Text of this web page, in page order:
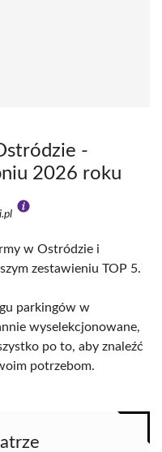
-
2026 roku
w Ostródzie i
zestawieniu TOP 5.
parkingów w
wyselekcjonowane,
po to, aby znaleźć
potrzebom.